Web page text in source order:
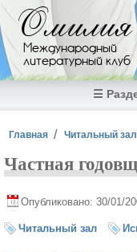
Перейти к основному
Омилия
Международный
литературный клуб
☰
Вы здесь
Главная Читальный зал
Частная
Опубликовано: 30/01/
Читальный зал